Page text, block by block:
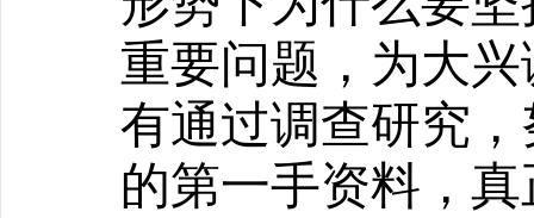
重要问题，为大
有通过调查研究
的第一手资料，